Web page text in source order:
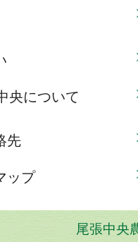
央について
先
ップ
尾張中央